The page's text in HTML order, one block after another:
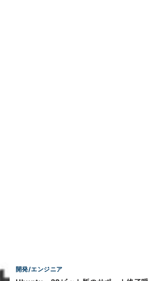
開発/エンジニア